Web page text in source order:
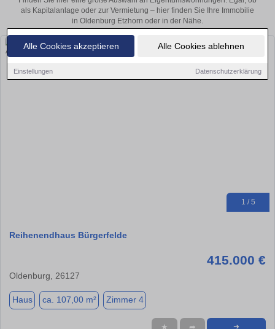
Alle Cookies akzeptieren Alle Cookies ablehnen
Einstellungen Datenschutzerklärung
als Kapitalanlage oder zur Vermietung – hier finden Sie Ihre Immobilie
in Oldenburg Etzhorn oder in der Nähe.
1 / 5
Reihenendhaus Bürgerfelde
415.000 €
Oldenburg, 26127
Haus ca. 107,00 m² Zimmer 4
★ ➦ ➜